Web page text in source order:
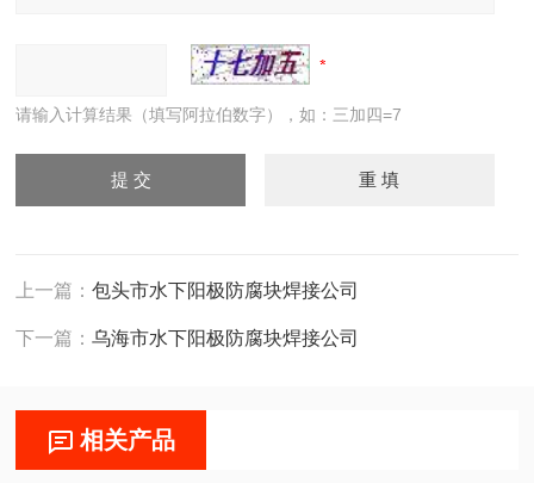
请输入计算结果（填写阿拉伯数字），如：三加四=7
上一篇：包头市水下阳极防腐块焊接公司
下一篇：乌海市水下阳极防腐块焊接公司
相关产品